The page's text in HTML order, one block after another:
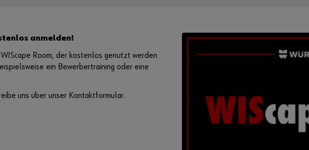
anmelden!
Room, der kostenlos genutzt werden
ein Bewerbertraining oder eine
uns über unser Kontaktformular.